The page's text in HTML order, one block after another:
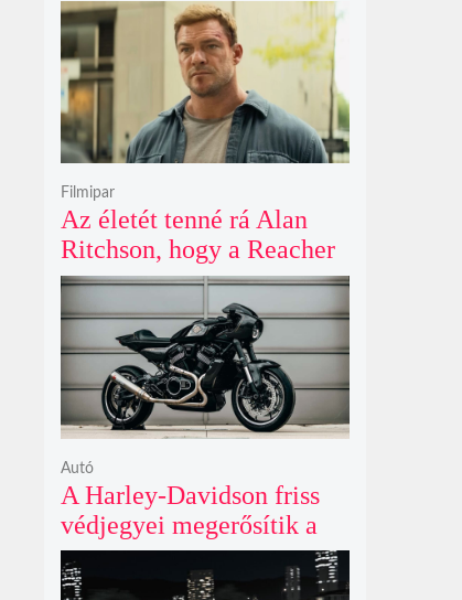
Az életét tenné rá Alan
Ritchson, hogy a Reacher
negyedik évada mindent
felülmúl
Filmipar
A Harley-Davidson friss
védjegyei megerősítik a
lenyűgöző café racer és
flat tracker szériagyártását
Autó